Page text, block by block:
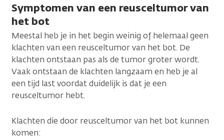
Symptomen van een reusceltumor van
het bot
Meestal heb je in het begin weinig of helemaal geen
klachten van een reusceltumor van het bot. De
klachten ontstaan pas als de tumor groter wordt.
Vaak ontstaan de klachten langzaam en heb je al
een tijd last voordat duidelijk is dat je een
reusceltumor hebt.
Klachten die door reusceltumor van het bot kunnen
komen: